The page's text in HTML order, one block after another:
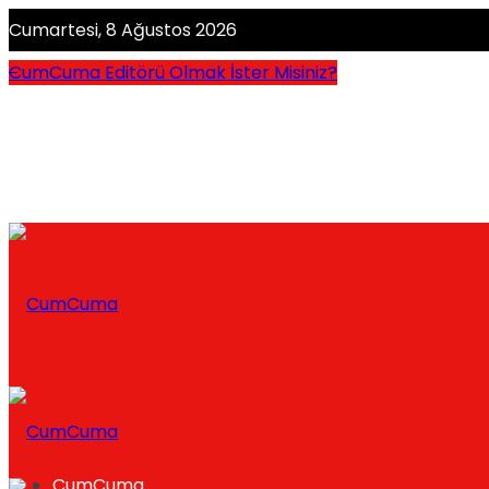
Cumartesi, 8 Ağustos 2026
CumCuma Editörü Olmak İster Misiniz?